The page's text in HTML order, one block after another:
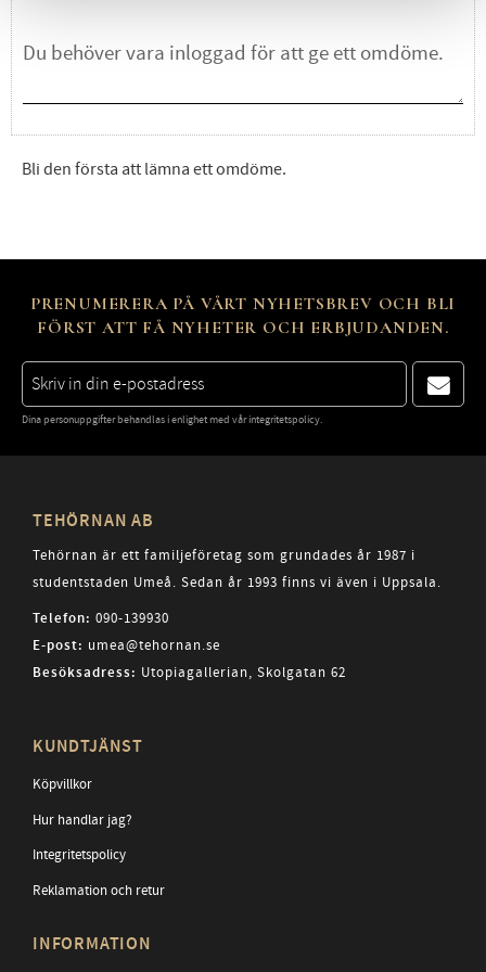
Bli den första att lämna ett omdöme.
PRENUMERERA PÅ VÅRT NYHETSBREV OCH BLI
FÖRST ATT FÅ NYHETER OCH ERBJUDANDEN.
Dina personuppgifter behandlas i enlighet med vårintegritetspolicy.
TEHÖRNAN AB
Tehörnan är ett familjeföretag som grundades år 1987 i
studentstaden Umeå. Sedan år 1993 finns vi även i Uppsala.
Telefon: 090-139930
E-post: umea@tehornan.se
Besöksadress: Utopiagallerian, Skolgatan 62
KUNDTJÄNST
Köpvillkor
Hur handlar jag?
Integritetspolicy
Reklamation och retur
INFORMATION